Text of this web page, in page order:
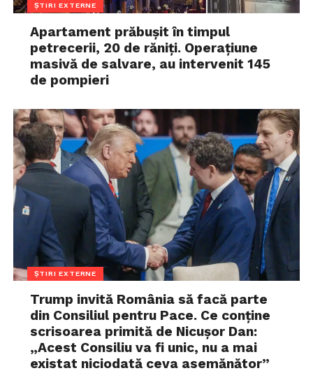
ȘTIRI EXTERNE
Apartament prăbușit în timpul
petrecerii, 20 de răniți. Operațiune
masivă de salvare, au intervenit 145
de pompieri
ȘTIRI EXTERNE
Trump invită România să facă parte
din Consiliul pentru Pace. Ce conține
scrisoarea primită de Nicușor Dan:
„Acest Consiliu va fi unic, nu a mai
existat niciodată ceva asemănător”